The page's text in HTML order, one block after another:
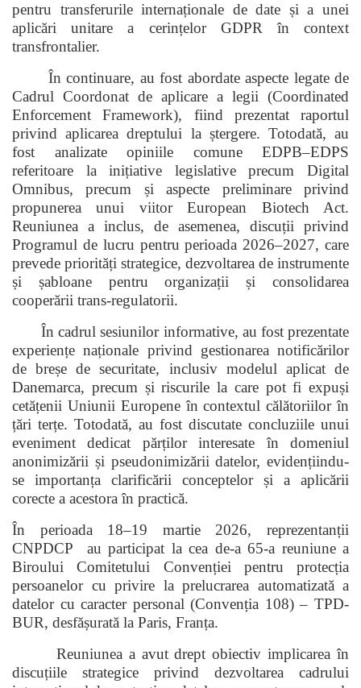
pentru transferurile internaționale de date și a unei
aplicări unitare a cerințelor GDPR în context
transfrontalier.
În continuare, au fost abordate aspecte legate de
Cadrul Coordonat de aplicare a legii (Coordinated
Enforcement Framework), fiind prezentat raportul
privind aplicarea dreptului la ștergere. Totodată, au
fost analizate opiniile comune EDPB–EDPS
referitoare la inițiative legislative precum Digital
Omnibus, precum și aspecte preliminare privind
propunerea unui viitor European Biotech Act.
Reuniunea a inclus, de asemenea, discuții privind
Programul de lucru pentru perioada 2026–2027, care
prevede priorități strategice, dezvoltarea de instrumente
și șabloane pentru organizații și consolidarea
cooperării trans-regulatorii.
În cadrul sesiunilor informative, au fost prezentate
experiențe naționale privind gestionarea notificărilor
de breșe de securitate, inclusiv modelul aplicat de
Danemarca, precum și riscurile la care pot fi expuși
cetățenii Uniunii Europene în contextul călătoriilor în
țări terțe. Totodată, au fost discutate concluziile unui
eveniment dedicat părților interesate în domeniul
anonimizării și pseudonimizării datelor, evidențiindu-
se importanța clarificării conceptelor și a aplicării
corecte a acestora în practică.
În perioada 18–19 martie 2026, reprezentanții
CNPDCP au participat la cea de-a 65-a reuniune a
Biroului Comitetului Convenției pentru protecția
persoanelor cu privire la prelucrarea automatizată a
datelor cu caracter personal (Convenția 108) – TPD-
BUR, desfășurată la Paris, Franța.
Reuniunea a avut drept obiectiv implicarea în
discuțiile strategice privind dezvoltarea cadrului